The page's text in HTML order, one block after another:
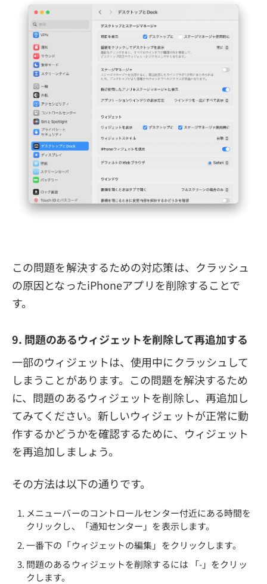
この問題を解決するための対応策は、クラッシュ
の原因となったiPhoneアプリを削除することで
す。
9. 問題のあるウィジェットを削除して再追加する
一部のウィジェットは、使用中にクラッシュして
しまうことがあります。この問題を解決するため
に、問題のあるウィジェットを削除し、再追加し
てみてください。新しいウィジェットが正常に動
作するかどうかを確認するために、ウィジェット
を再追加しましょう。
その方法は以下の通りです。
メニューバーのコントロールセンター付近にある時間を
クリックし、「通知センター」を表示します。
一番下の「ウィジェットの編集」をクリックします。
問題のあるウィジェットを削除するには 「-」をクリッ
クします。